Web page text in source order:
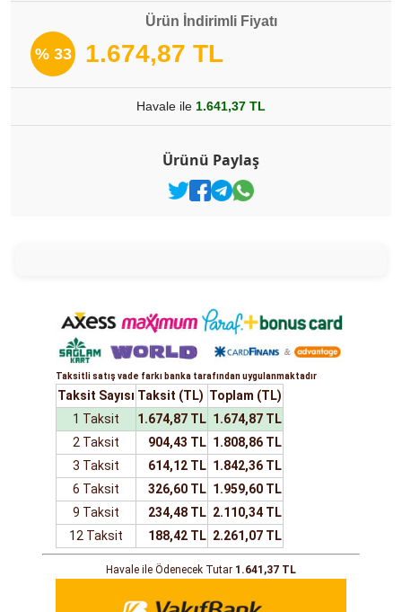
Ürün İndirimli Fiyatı
% 33 1.674,87 TL
Havale ile 1.641,37 TL
Ürünü Paylaş
Taksitli satış vade farkı banka tarafından uygulanmaktadır
Taksit Sayısı Taksit (TL) Toplam (TL)
1 Taksit
1.674,87 TL 1.674,87 TL
2 Taksit
904,43 TL 1.808,86 TL
3 Taksit
614,12 TL 1.842,36 TL
6 Taksit
326,60 TL 1.959,60 TL
9 Taksit
234,48 TL 2.110,34 TL
12 Taksit
188,42 TL 2.261,07 TL
Havale ile Ödenecek Tutar 1.641,37 TL